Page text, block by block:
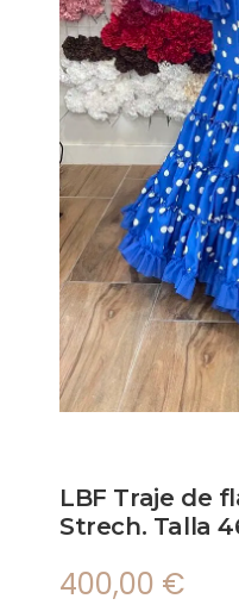
LBF Traje de
Strech. Talla
400,00 €